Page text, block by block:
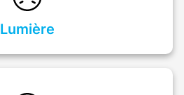
Lumière